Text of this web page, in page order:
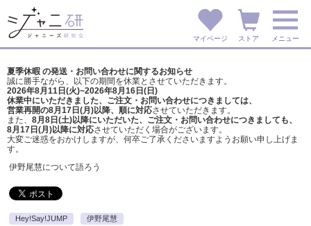
マイページ ストア メニュー
夏季休暇 の発送・お問い合わせに関するお知らせ
誠に勝手ながら、以下の期間を休業とさせていただきます。
2026年8月11日(火)~2026年8月16日(日)
休業中にいただきました、ご注文・お問い合わせにつきましては、
営業再開の8月17日(月)以降、順に対応させていただきます。
また、 8月8日(土)以降にいただいた、ご注文・ お問い合わせにつきましても、
8月17日(月)以降に対応させていただく場合がございます。
大変ご迷惑をおかけしますが、 何卒ご了承くださいますようお願い申し上げま
す。
伊野尾慧について語ろう
Hey!Say!JUMP 伊野尾慧